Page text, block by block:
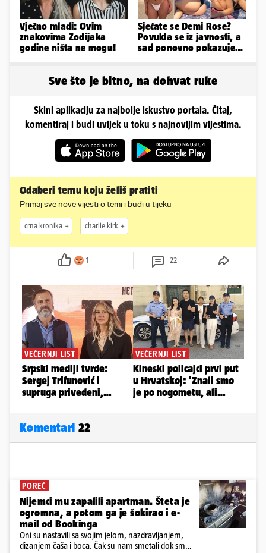
Vječno mladi: Ovim
znakovima Zodijaka
godine ništa ne mogu!
Sjećate se Demi Rose?
Povukla se iz javnosti, a
sad ponovno pokazuje
Sve što je bitno, na dohvat ruke
Skini aplikaciju za najbolje iskustvo portala. Čitaj,
komentiraj i budi uvijek u toku s najnovijim vijestima.
Odaberi temu koju želiš pratiti
Primaj sve nove vijesti o temi i budi u tijeku
crna kronika charlie kirk
1 22
Komentari 22
POREČ
Nijemci mu zapalili apartman. Šteta je
ogromna, a potom ga je šokirao i e-
mail od Bookinga
Oni su nastavili sa svojim jelom, nazdravljanjem,
dizanjem čaša i boca. Čak su nam smetali dok smo